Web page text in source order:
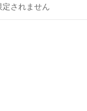
されません